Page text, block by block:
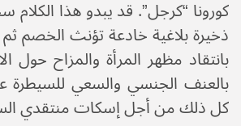
كورونا “كرجل”. قد يبدو هذا
ذخيرة بلاغية خادعة تؤنث الخصم
بانتقاد مظهر المرأة والمزاح حول
بالعنف الجنسي والسعي للسيطرة
كل ذلك من أجل إسكات منتقدي